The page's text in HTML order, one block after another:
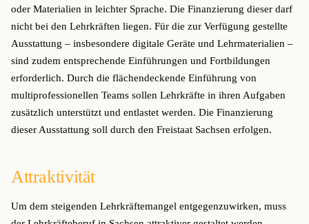
oder Materialien in leichter Sprache. Die Finanzierung dieser darf
nicht bei den Lehrkräften liegen. Für die zur Verfügung gestellte
Ausstattung – insbesondere digitale Geräte und Lehrmaterialien –
sind zudem entsprechende Einführungen und Fortbildungen
erforderlich. Durch die flächendeckende Einführung von
multiprofessionellen Teams sollen Lehrkräfte in ihren Aufgaben
zusätzlich unterstützt und entlastet werden. Die Finanzierung
dieser Ausstattung soll durch den Freistaat Sachsen erfolgen.
Attraktivität
Um dem steigenden Lehrkräftemangel entgegenzuwirken, muss